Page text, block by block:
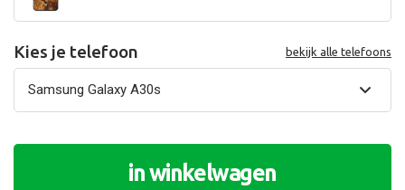
Kies je telefoon bekijk alle telefoons
in winkelwagen